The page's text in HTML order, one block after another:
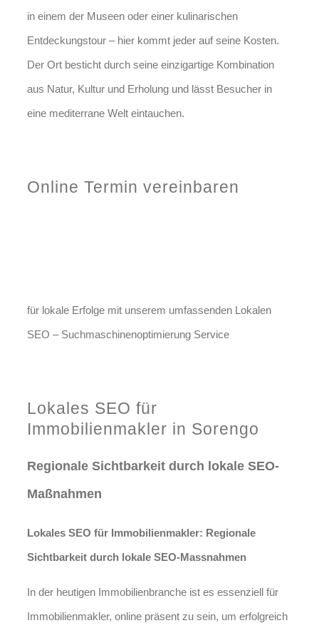
in einem der Museen oder einer kulinarischen
Entdeckungstour – hier kommt jeder auf seine Kosten.
Der Ort besticht durch seine einzigartige Kombination
aus Natur, Kultur und Erholung und lässt Besucher in
eine mediterrane Welt eintauchen.
Online Termin vereinbaren
für lokale Erfolge mit unserem umfassenden Lokalen
SEO – Suchmaschinenoptimierung Service
Lokales SEO für
Immobilienmakler in Sorengo
Regionale Sichtbarkeit durch lokale SEO-
Maßnahmen
Lokales SEO für Immobilienmakler: Regionale
Sichtbarkeit durch lokale SEO-Massnahmen
In der heutigen Immobilienbranche ist es essenziell für
Immobilienmakler, online präsent zu sein, um erfolgreich